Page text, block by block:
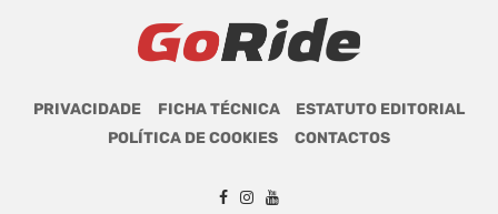
PRIVACIDADE FICHA TÉCNICA
ESTATUTO EDITORIAL
POLÍTICA DE COOKIES
CONTACTOS